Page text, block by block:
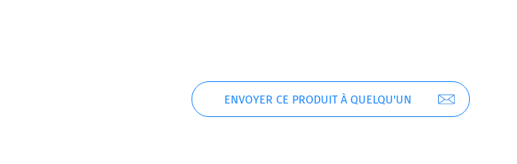
ENVOYER CE PRODUIT À QUELQU'UN